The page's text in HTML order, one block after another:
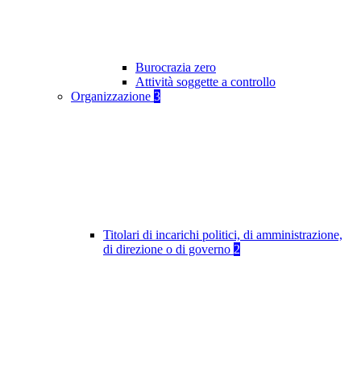
Burocrazia zero
Attività soggette a controllo
Organizzazione 3
Titolari di incarichi politici, di amministrazione,
di direzione o di governo 2